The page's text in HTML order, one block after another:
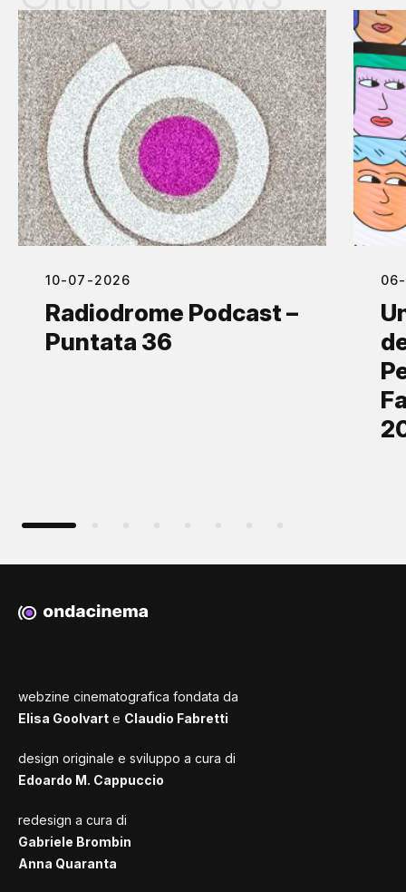
10-07-2026
Radiodrome Podcast –
Puntata 36
webzine cinematografica fondata da
Elisa Goolvart e Claudio Fabretti
design originale e sviluppo a cura di
Edoardo M. Cappuccio
redesign a cura di
Gabriele Brombin
Anna Quaranta